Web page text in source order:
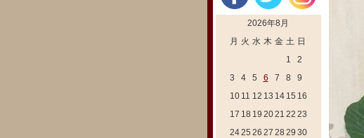
2026年8月
月 火 水 木 金 土 日
1
2
3
4 5 6 7 8
9
10 11 12 13 14 15 16
17 18 19 2021 22 23
2425 26 27 28 29 30